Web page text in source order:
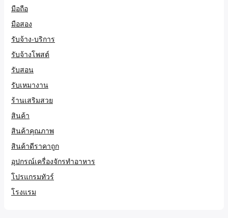
มือถือ
มือสอง
รับจ้าง-บริการ
รับจ้างโพสต์
รับสอน
รับเหมางาน
ร้านเสริมสวย
สินค้า
สินค้าคุณภาพ
สินค้าดีราคาถูก
อุปกรณ์เครื่องจักรทำอาหาร
โปรแกรมทัวร์
โรงแรม